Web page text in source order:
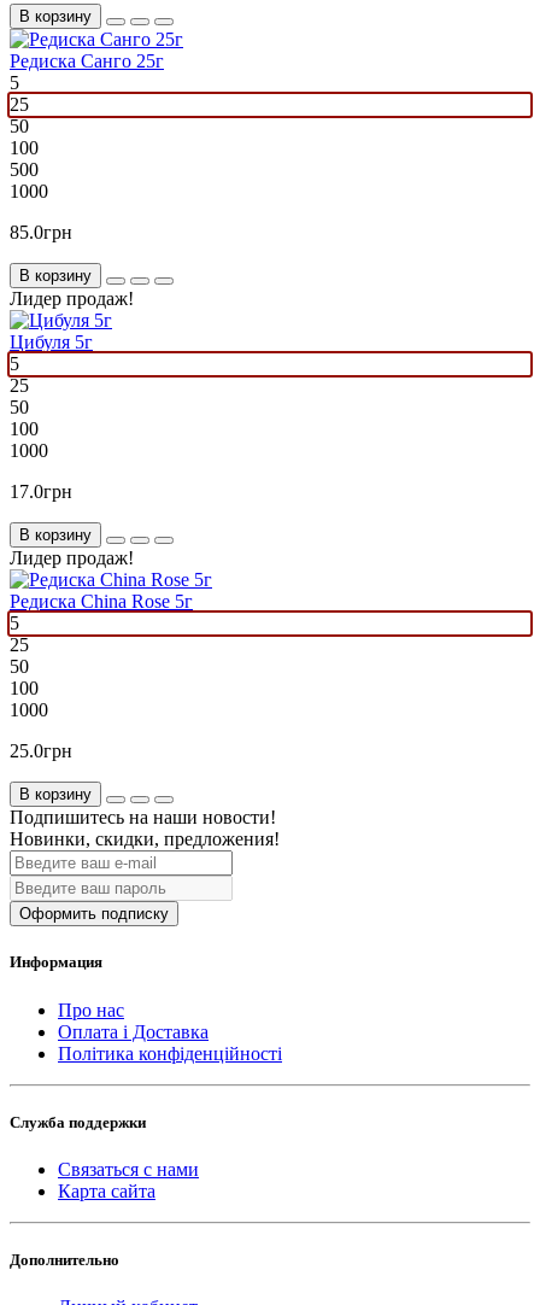
В корзину
Редиска Санго 25г
5
25
50
100
500
1000
85.0грн
В корзину
Лидер продаж!
Цибуля 5г
5
25
50
100
1000
17.0грн
В корзину
Лидер продаж!
Редиска China Rose 5г
5
25
50
100
1000
25.0грн
В корзину
Подпишитесь на наши новости!
Новинки, скидки, предложения!
Оформить подписку
Информация
Про нас
Оплата і Доставка
Політика конфіденційності
Служба поддержки
Связаться с нами
Карта сайта
Дополнительно